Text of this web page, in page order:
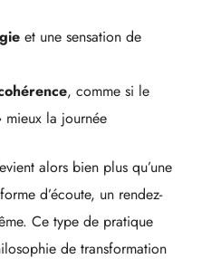
et une sensation de
, comme si le
la journée
alors bien plus qu’une
d’écoute, un rendez-
Ce type de pratique
de transformation